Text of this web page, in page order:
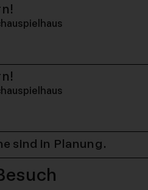
sind in Planung.